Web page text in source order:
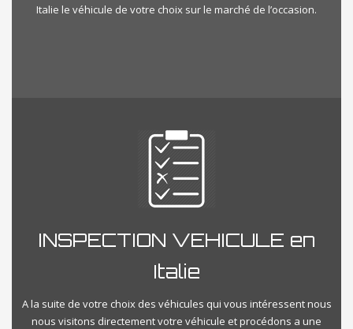
Italie le véhicule de votre choix sur le marché de l’occasion.
INSPECTION VEHICULE en
Italie
A la suite de votre choix des véhicules qui vous intéressent nous
nous visitons directement votre véhicule et procédons a une